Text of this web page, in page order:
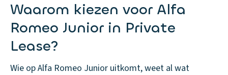
Waarom kiezen voor Alfa
Romeo Junior in Private
Lease?
Wie op Alfa Romeo Junior uitkomt, weet al wat